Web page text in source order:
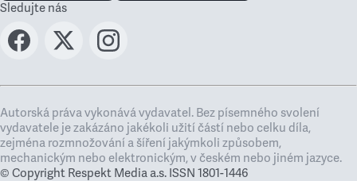
Sledujte nás
Autorská práva vykonává vydavatel. Bez písemného svolení
vydavatele je zakázáno jakékoli užití částí nebo celku díla,
zejména rozmnožování a šíření jakýmkoli způsobem,
mechanickým nebo elektronickým, v českém nebo jiném jazyce.
© Copyright Respekt Media a.s. ISSN 1801-1446